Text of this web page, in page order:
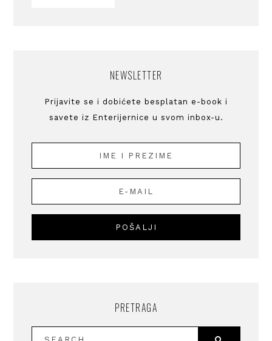
NEWSLETTER
Prijavite se i dobićete besplatan e-book i
savete iz Enterijernice u svom inbox-u.
PRETRAGA